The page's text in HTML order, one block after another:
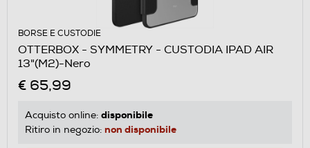
BORSE E CUSTODIE
OTTERBOX - SYMMETRY - CUSTODIA IPAD AIR
13"(M2)-Nero
€ 65,99
Acquisto online: disponibile
Ritiro in negozio: non disponibile